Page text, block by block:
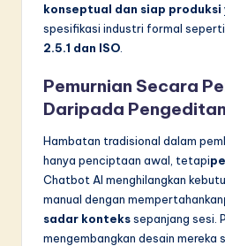
konseptual dan siap produksi
spesifikasi industri formal seperti
2.5.1 dan ISO
Pemurnian Secara
Daripada
Hambatan tradisional dalam
hanya penciptaan awal, tetapi
Chatbot AI menghilangkan
manual dengan mempertahankan
sadar kontekssepanjang sesi.
mengembangkan desain mereka